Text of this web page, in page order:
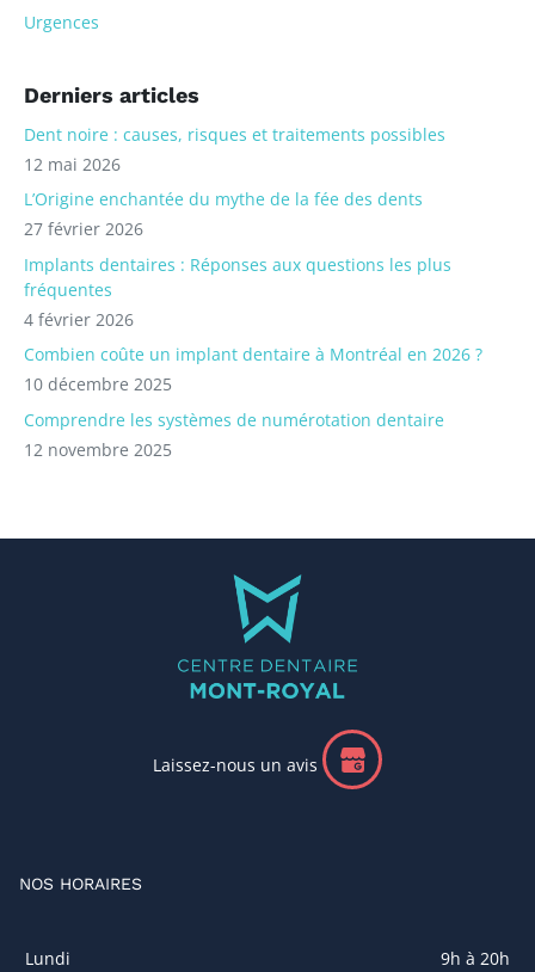
Urgences
Derniers articles
Dent noire : causes, risques et traitements possibles
12 mai 2026
L’Origine enchantée du mythe de la fée des dents
27 février 2026
Implants dentaires : Réponses aux questions les plus
fréquentes
4 février 2026
Combien coûte un implant dentaire à Montréal en 2026 ?
10 décembre 2025
Comprendre les systèmes de numérotation dentaire
12 novembre 2025
Laissez-nous un avis
NOS HORAIRES
Lundi
9h à 20h